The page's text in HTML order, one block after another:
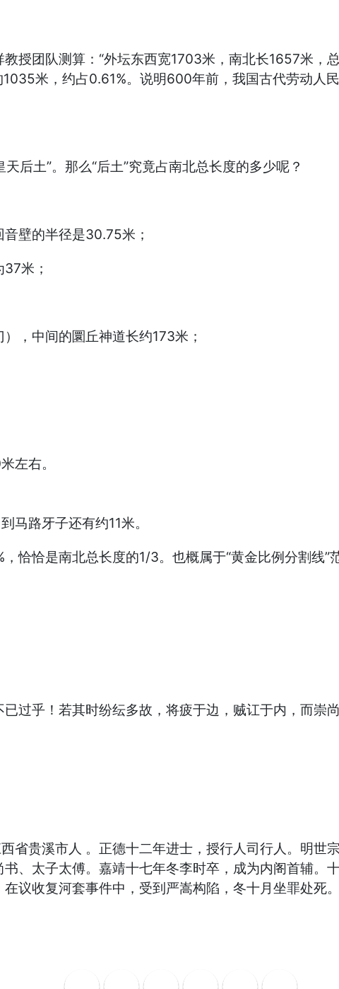
授团队测算：“外坛东西宽1703米，南北长1657米
米，约占0.61%。说明600年前，我国古代劳动人
后土”。那么“后土”究竟占南北总长度的多少呢？
壁的半径是30.75米；
米；
，中间的圜丘神道长约173米；
左右。
马路牙子还有约11米。
恰恰是南北总长度的1/3。也概属于“黄金比例分割线”
已过乎！若其时纷纭多故，将疲于边，贼讧于内，而
贵溪市人 。正德十二年进士，授行人司行人。明世
、太子太傅。嘉靖十七年冬李时卒，成为内阁首辅。
议收复河套事件中，受到严嵩构陷，冬十月坐罪处死